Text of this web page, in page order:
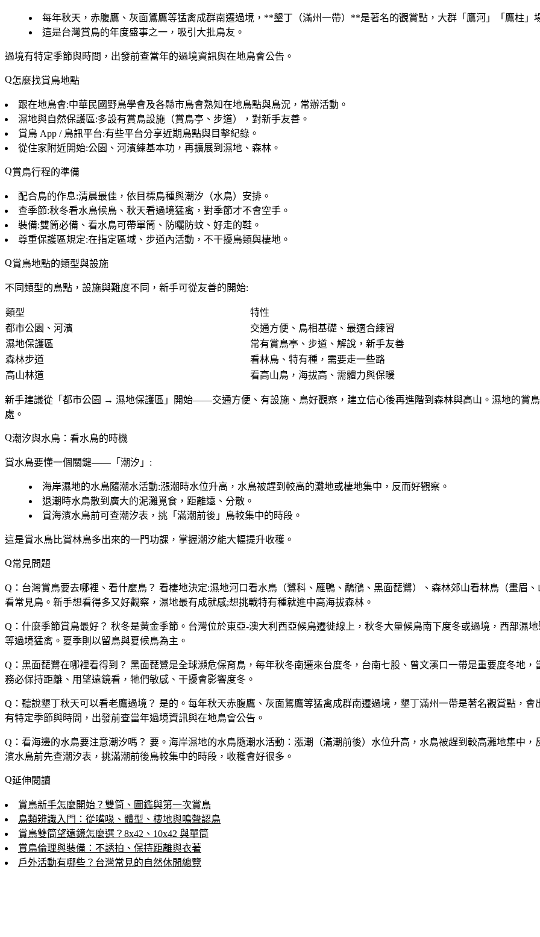
每年秋天， 赤腹鷹、灰面鵟鷹等猛禽成群南遷過境，**墾丁（滿州一帶）**是著名的觀賞點，大群「鷹河」「鷹柱」
這是台灣賞鳥的年度盛事之一，吸引大批鳥友。
過境有特定季節與時間，出發前查當年的過境資訊與在地鳥會公告。
怎麼找賞鳥地點
跟在地鳥會:中華民國野鳥學會及各縣市鳥會熟知在地鳥點與鳥況，常辦活動。
濕地與自然保護區:多設有賞鳥設施（賞鳥亭、步道），對新手友善。
賞鳥 App / 鳥訊平台:有些平台分享近期鳥點與目擊紀錄。
從住家附近開始:公園、河濱練基本功，再擴展到濕地、森林。
賞鳥行程的準備
配合鳥的作息:清晨最佳，依目標鳥種與潮汐（水鳥）安排。
查季節:秋冬看水鳥候鳥、秋天看過境猛禽，對季節才不會空手。
裝備:雙筒必備、看水鳥可帶單筒、防曬防蚊、好走的鞋。
尊重保護區規定:在指定區域、步道內活動，不干擾鳥類與棲地。
賞鳥地點的類型與設施
不同類型的鳥點，設施與難度不同，新手可從友善的開始:
類型
特性
都市公園、河濱
交通方便、鳥相基礎、最適合練習
濕地保護區
常有賞鳥亭、步道、解說，新手友善
森林步道
看林鳥、特有種，需要走一些路
高山林道
看高山鳥，海拔高、需體力與保暖
新手建議從「 都市公園 → 濕地保護區 」開始——交通方便、有設施、鳥好觀察，建立信心後再進階到森林與高山。濕地的賞
處。
潮汐與水鳥：看水鳥的時機
賞水鳥要懂一個關鍵——「 潮汐 」:
海岸濕地的水鳥隨潮水活動:漲潮時水位升高，水鳥被趕到較高的灘地或棲地集中 ，反而好觀察。
退潮時水鳥散到廣大的泥灘覓食，距離遠、分散。
賞海濱水鳥前可查潮汐表，挑「滿潮前後」鳥較集中的時段。
這是賞水鳥比賞林鳥多出來的一門功課，掌握潮汐能大幅提升收穫。
常見問題
Q：台灣賞鳥要去哪裡、看什麼鳥？ 看棲地決定:濕地河口看水鳥（鷺科、雁鴨、鷸鴴、黑面琵鷺）、森林郊山看林鳥（畫眉
看常見鳥。新手想看得多又好觀察，濕地最有成就感;想挑戰特有種就進中高海拔森林。
Q：什麼季節賞鳥最好？ 秋冬是黃金季節。台灣位於東亞-澳大利西亞候鳥遷徙線上，秋冬大量候鳥南下度冬或過境，西部濕
等過境猛禽。夏季則以留鳥與夏候鳥為主。
Q：黑面琵鷺在哪裡看得到？ 黑面琵鷺是全球瀕危保育鳥，每年秋冬南遷來台度冬，台南七股、曾文溪口一帶是重要度冬地
務必保持距離、用望遠鏡看，牠們敏感、干擾會影響度冬。
Q：聽說墾丁秋天可以看老鷹過境？ 是的。每年秋天赤腹鷹、灰面鵟鷹等猛禽成群南遷過境，墾丁滿州一帶是著名觀賞點，
有特定季節與時間，出發前查當年過境資訊與在地鳥會公告。
Q：看海邊的水鳥要注意潮汐嗎？ 要。海岸濕地的水鳥隨潮水活動：漲潮（滿潮前後）水位升高，水鳥被趕到較高灘地集中
濱水鳥前先查潮汐表，挑滿潮前後鳥較集中的時段，收穫會好很多。
延伸閱讀
賞鳥新手怎麼開始？雙筒、圖鑑與第一次賞鳥
鳥類辨識入門：從嘴喙、體型、棲地與鳴聲認鳥
賞鳥雙筒望遠鏡怎麼選？8x42、10x42 與單筒
賞鳥倫理與裝備：不誘拍、保持距離與衣著
戶外活動有哪些？台灣常見的自然休閒總覽